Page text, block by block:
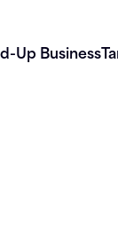
Up Business